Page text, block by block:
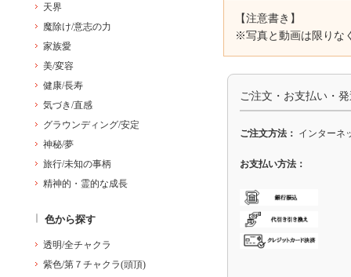
【注意書き】
※写真と動画は限りな
ご注文・お支払い・
ご注文方法： インターネ
お支払い方法：
天界
魔除け/意志の力
家族愛
美/変容
健康/長寿
気づき/直感
グラウンディング/安定
神秘/夢
旅行/未知の事柄
精神的・霊的な成長
色から探す
透明/全チャクラ
紫色/第７チャクラ(頭頂)